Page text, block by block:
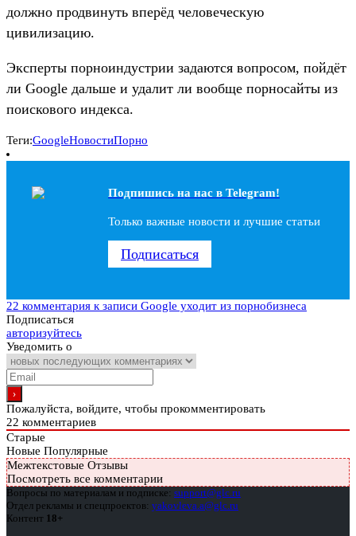
должно продвинуть вперёд человеческую
цивилизацию.
Эксперты порноиндустрии задаются вопросом, пойдёт
ли Google дальше и удалит ли вообще порносайты из
поискового индекса.
Теги:GoogleНовостиПорно
Подпишись на наc в Telegram!
Только важные новости и лучшие статьи
Подписаться
22 комментария к записи Google уходит из порнобизнеса
Подписаться
авторизуйтесь
Уведомить о
Пожалуйста, войдите, чтобы прокомментировать
22 комментариев
Старые
Новые Популярные
Межтекстовые Отзывы
Посмотреть все комментарии
Вопросы по материалам и подписке: support@glc.ru
Отдел рекламы и спецпроектов: yakovleva.a@glc.ru
Контент 18+